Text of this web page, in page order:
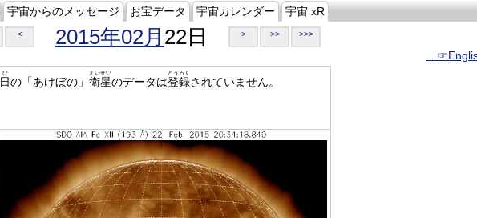
宇宙からのメッセージ お宝データ 宇宙カレンダー 宇宙 xR
< 2015年02月 22日 > >> >>>
日
ひ
の「あけぼの」 衛星
えいせい
のデータは登録
とうろく
されていません。